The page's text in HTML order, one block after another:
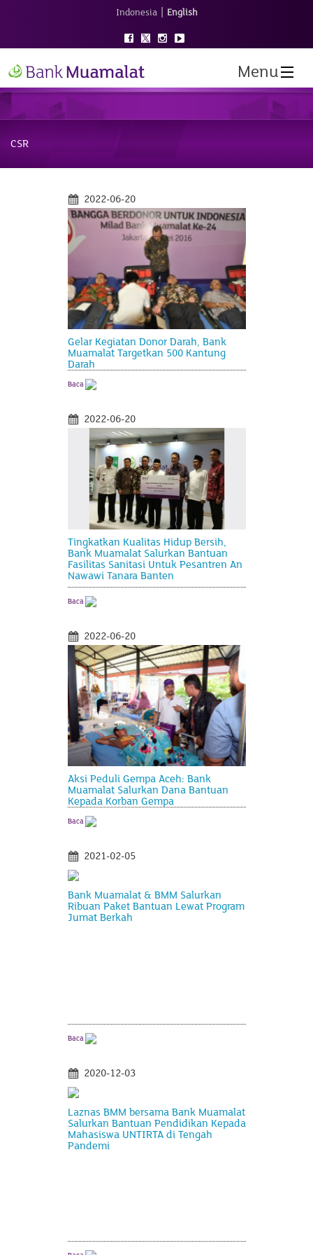
Indonesia | English
Menu
CSR
2022-06-20
Gelar Kegiatan Donor Darah, Bank
Muamalat Targetkan 500 Kantung
Darah
Baca
2022-06-20
Tingkatkan Kualitas Hidup Bersih,
Bank Muamalat Salurkan Bantuan
Fasilitas Sanitasi Untuk Pesantren An
Nawawi Tanara Banten
Baca
2022-06-20
Aksi Peduli Gempa Aceh: Bank
Muamalat Salurkan Dana Bantuan
Kepada Korban Gempa
Baca
2021-02-05
Bank Muamalat & BMM Salurkan
Ribuan Paket Bantuan Lewat Program
Jumat Berkah
Baca
2020-12-03
Laznas BMM bersama Bank Muamalat
Salurkan Bantuan Pendidikan Kepada
Mahasiswa UNTIRTA di Tengah
Pandemi